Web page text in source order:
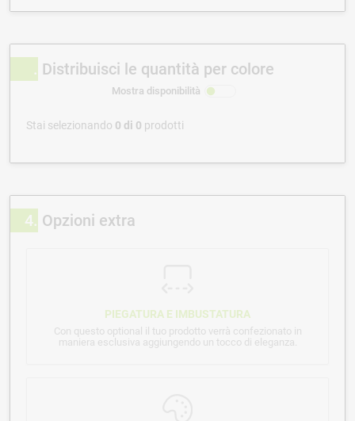
Distribuisci le quantità per colore
Mostra disponibilità
Stai selezionando 0 di 0 prodotti
4 Opzioni extra
PIEGATURA E IMBUSTATURA
Con questo optional il tuo prodotto verrà confezionato in
maniera esclusiva aggiungendo un tocco di eleganza.